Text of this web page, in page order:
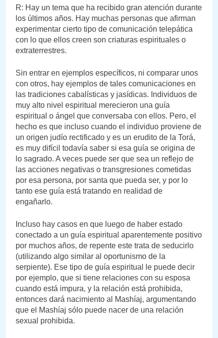
R: Hay un tema que ha recibido gran atención durante
los últimos años. Hay muchas personas que afirman
experimentar cierto tipo de comunicación telepática
con lo que ellos creen son criaturas espirituales o
extraterrestres.
Sin entrar en ejemplos específicos, ni comparar unos
con otros, hay ejemplos de tales comunicaciones en
las tradiciones cabalísticas y jasídicas. Individuos de
muy alto nivel espiritual merecieron una guía
espiritual o ángel que conversaba con ellos. Pero, el
hecho es que incluso cuando el individuo proviene de
un origen judío rectificado y es un erudito de la Torá,
es muy difícil todavía saber si esa guía se origina de
lo sagrado. A veces puede ser que sea un reflejo de
las acciones negativas o transgresiones cometidas
por esa persona, por santa que pueda ser, y por lo
tanto ese guía está tratando en realidad de
engañarlo.
Incluso hay casos en que luego de haber estado
conectado a un guía espiritual aparentemente positivo
por muchos años, de repente este trata de seducirlo
(utilizando algo similar al oportunismo de la
serpiente). Ese tipo de guía espiritual le puede decir
por ejemplo, que si tiene relaciones con su esposa
cuando está impura, y la relación está prohibida,
entonces dará nacimiento al Mashíaj, argumentando
que el Mashíaj sólo puede nacer de una relación
sexual prohibida.